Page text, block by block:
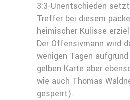
3:3-Unentschieden
Treffer bei diesem
heimischer Kulisse
Der Offensivmann wird
wenigen Tagen
gelben Karte aber
wie auch Thomas
gesperrt).